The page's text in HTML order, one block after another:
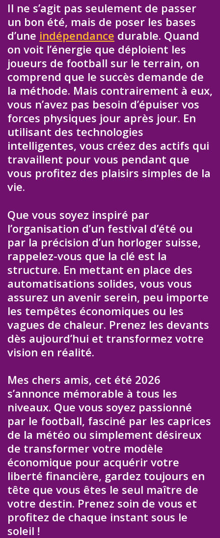
Il ne s’agit pas seulement de passer
un bon été, mais de poser les bases
d’une indépendance durable. Quand
on voit l’énergie que déploient les
joueurs de football sur le terrain, on
comprend que le succès demande de
la méthode. Mais contrairement à eux,
vous n’avez pas besoin d’épuiser vos
forces physiques jour après jour. En
utilisant des technologies
intelligentes, vous créez des actifs qui
travaillent pour vous pendant que
vous profitez des plaisirs simples de la
vie.
Que vous soyez inspiré par
l’organisation d’un festival d’été ou
par la précision d’un horloger suisse,
rappelez-vous que la clé est la
structure. En mettant en place des
automatisations solides, vous vous
assurez un avenir serein, peu importe
les tempêtes économiques ou les
vagues de chaleur. Prenez les devants
dès aujourd’hui et transformez votre
vision en réalité.
Mes chers amis, cet été 2026
s’annonce mémorable à tous les
niveaux. Que vous soyez passionné
par le football, fasciné par les caprices
de la météo ou simplement désireux
de transformer votre modèle
économique pour acquérir votre
liberté financière, gardez toujours en
tête que vous êtes le seul maître de
votre destin. Prenez soin de vous et
profitez de chaque instant sous le
soleil !